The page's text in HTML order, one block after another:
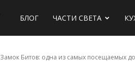
Сайт
БЛОГ ЧАСТИ СВЕТА
Замок Битов: одна из самых посещаемых